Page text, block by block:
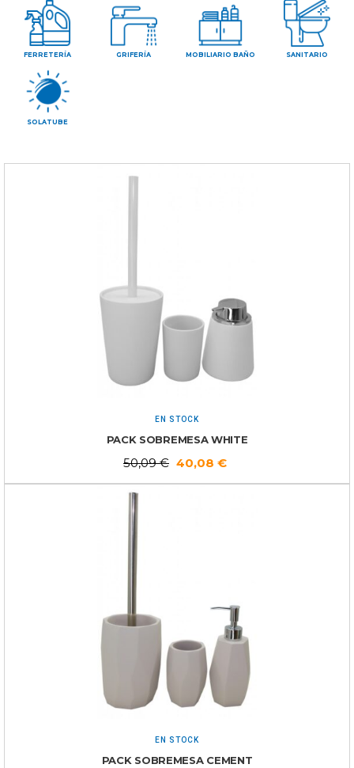
FERRETERÍA GRIFERÍA MOBILIARIO BAÑO SANITARIO
SOLATUBE
EN STOCK
PACK SOBREMESA WHITE
50,09€ 40,08 €
EN STOCK
PACK SOBREMESA CEMENT